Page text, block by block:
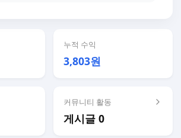
누적 수익
3,803원
커뮤니티 활동
게시글 0